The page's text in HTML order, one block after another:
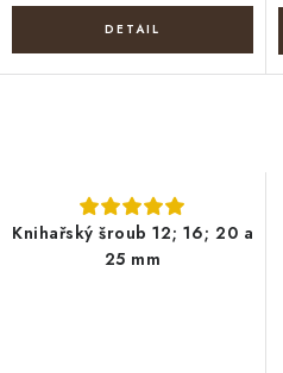
Knihařský šroub 12; 16; 20 a
25 mm